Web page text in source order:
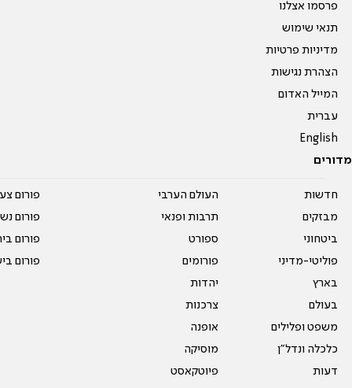
פרסמו אצלנו
תנאי שימוש
מדיניות פרטיות
הצהרת נגישות
המייל האדום
עברית
English
מדורים
חדשות
מבזקים
ביטחוני
פוליטי-מדיני
בארץ
בעולם
משפט ופלילים
כלכלה ונדל"ן
דעות
העולם הערבי
תרבות ופנאי
ספורט
פורומים
יהדות
צרכנות
אופנה
מוסיקה
פיוטקאסט
פורום
פורום
פורום
פורום